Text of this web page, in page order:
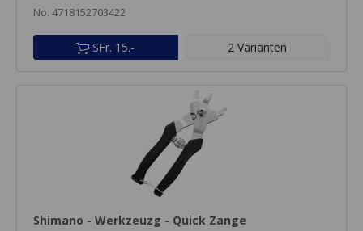
No. 4718152703422
SFr. 15.- 2 Varianten
Shimano - Werkzeuzg - Quick Zange